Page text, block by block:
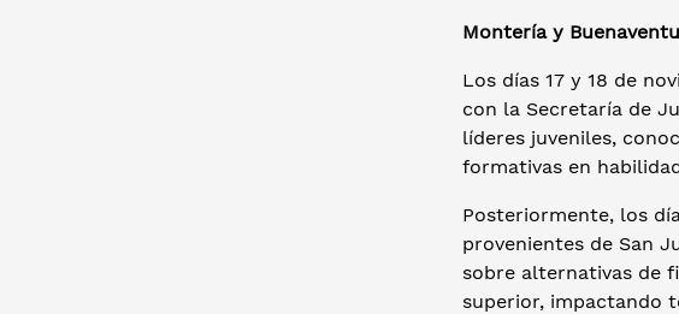
Montería y
Los días 17 y 18 de
con la Secretaría de
líderes juveniles,
formativas en
Posteriormente, los
provenientes de San
sobre alternativas de
superior, impactando